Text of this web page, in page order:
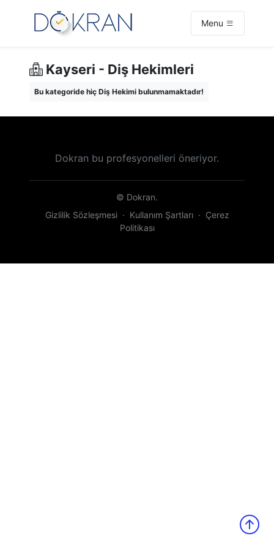
Menu
Kayseri - Diş Hekimleri
Bu kategoride hiç Diş Hekimi bulunmamaktadır!
Dokran bu profesyonelleri öneriyor.
© Dokran.
Gizlilik Sözleşmesi · Kullanım Şartları · Çerez
Politikası